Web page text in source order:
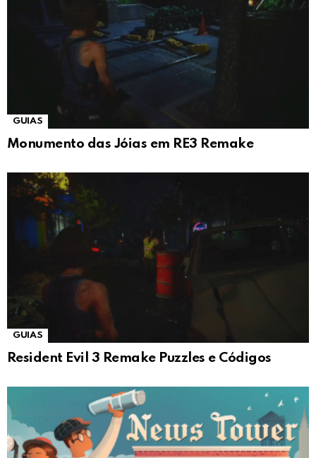
GUIAS
Monumento das Jóias em RE3 Remake
GUIAS
Resident Evil 3 Remake Puzzles e Códigos